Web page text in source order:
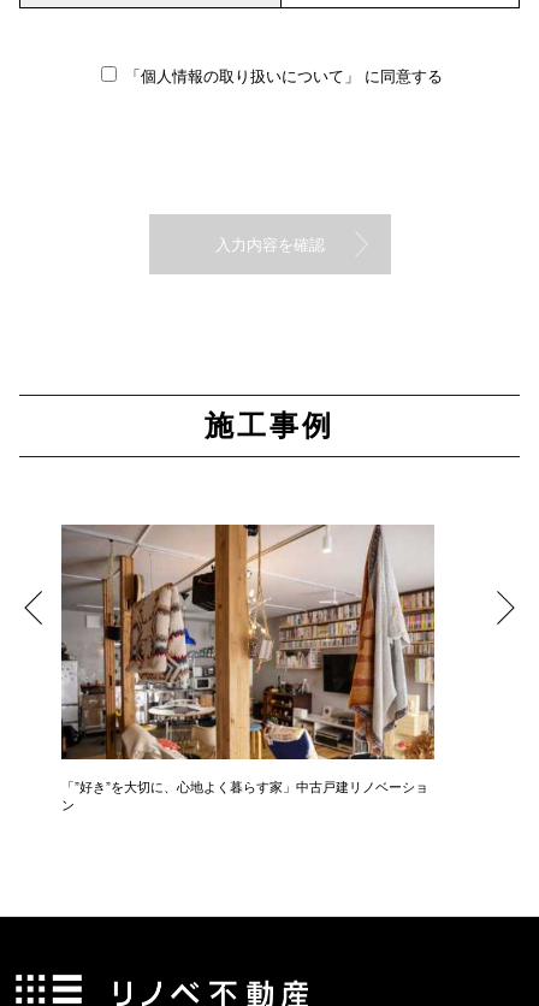
「個人情報の取り扱いについて」 に同意する
施工事例
「”好き”を大切に、心地よく暮らす家」中古戸建リノベーショ
ン